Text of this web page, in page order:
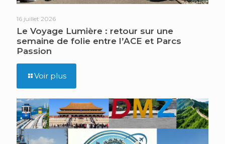
16 juillet 2026
Le Voyage Lumière : retour sur une
semaine de folie entre l’ACE et Parcs
Passion
Voir plus